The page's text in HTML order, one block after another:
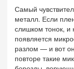
Самый
металл. Если
слишком тонок, и
появляется
разлом — и вот
повторе такие